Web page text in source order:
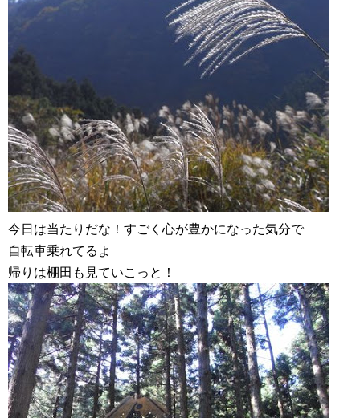
今日は当たりだな！すごく心が豊かになった気分で
自転車乗れてるよ
帰りは棚田も見ていこっと！